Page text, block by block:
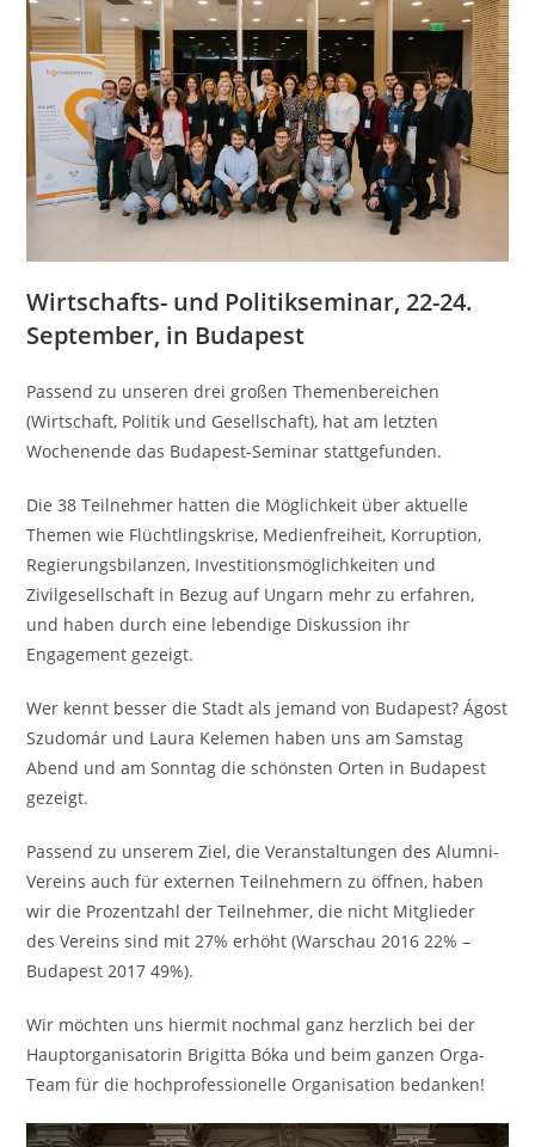
Wirtschafts- und Politikseminar, 22-24.
September, in Budapest
Passend zu unseren drei großen Themenbereichen
(Wirtschaft, Politik und Gesellschaft), hat am letzten
Wochenende das Budapest-Seminar stattgefunden.
Die 38 Teilnehmer hatten die Möglichkeit über aktuelle
Themen wie Flüchtlingskrise, Medienfreiheit, Korruption,
Regierungsbilanzen, Investitionsmöglichkeiten und
Zivilgesellschaft in Bezug auf Ungarn mehr zu erfahren,
und haben durch eine lebendige Diskussion ihr
Engagement gezeigt.
Wer kennt besser die Stadt als jemand von Budapest? Ágost
Szudomár und Laura Kelemen haben uns am Samstag
Abend und am Sonntag die schönsten Orten in Budapest
gezeigt.
Passend zu unserem Ziel, die Veranstaltungen des Alumni-
Vereins auch für externen Teilnehmern zu öffnen, haben
wir die Prozentzahl der Teilnehmer, die nicht Mitglieder
des Vereins sind mit 27% erhöht (Warschau 2016 22% –
Budapest 2017 49%).
Wir möchten uns hiermit nochmal ganz herzlich bei der
Hauptorganisatorin Brigitta Bóka und beim ganzen Orga-
Team für die hochprofessionelle Organisation bedanken!